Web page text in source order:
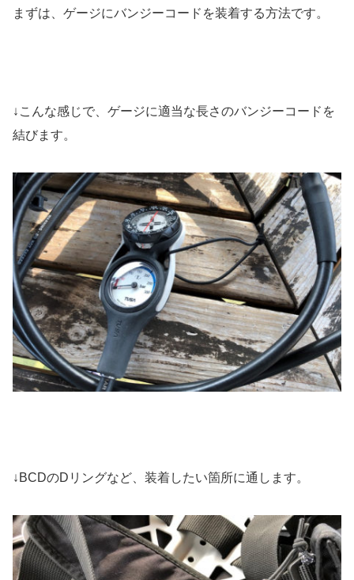
まずは、ゲージにバンジーコードを装着する方法です。
↓こんな感じで、ゲージに適当な長さのバンジーコードを
結びます。
↓BCDのDリングなど、装着したい箇所に通します。